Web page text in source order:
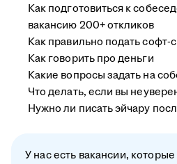
Как подготовиться к
вакансию 200+ откликов
Как правильно подать софт-
Как говорить про деньги
Какие вопросы задать на
Что делать, если вы
Нужно ли писать эйчару
У нас есть вакансии,